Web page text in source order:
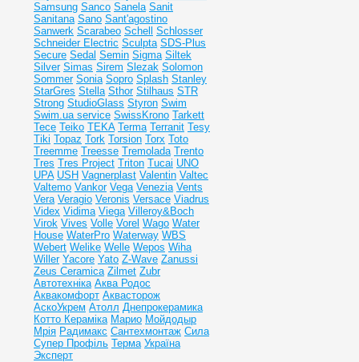
Samsung Sanco Sanela Sanit
Sanitana Sano Sant'agostino
Sanwerk Scarabeo Schell
Schlosser
Schneider Electric Sculpta SDS-Plus
Secure Sedal Semin Sigma Siltek
Silver Simas Sirem Slezak Solomon
Sommer Sonia Sopro Splash Stanley
StarGres Stella Sthor Stilhaus STR
Strong StudioGlass Styron Swim
Swim.ua service SwissKrono Tarkett
Tece Teiko TEKA Terma Terranit Tesy
Tiki Topaz Tork Torsion Torx Toto
Treemme Treesse Tremolada Trento
Tres Tres Project Triton Tucai UNO
UPA USH Vagnerplast Valentin Valtec
Valtemo Vankor Vega Venezia Vents
Vera Veragio Veronis Versace Viadrus
Videx Vidima Viega Villeroy&Boch
Virok Vives Volle Vorel Wago Water
House WaterPro Waterway WBS
Webert Welike Welle Wepos Wiha
Willer Yacore Yato Z-Wave Zanussi
Zeus Ceramica Zilmet Zubr
Автотехніка Аква Родос
Аквакомфорт Аквасторож
АскоУкрем Атолл Днепрокерамика
Котто Кераміка Марио Мойдодыр
Мрія Радимакс Сантехмонтаж Сила
Супер Профіль Терма Україна
Эксперт